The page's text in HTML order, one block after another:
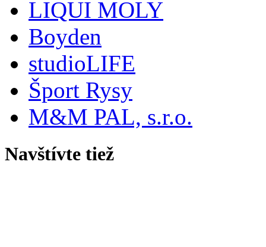
LIQUI MOLY
Boyden
studioLIFE
Šport Rysy
M&M PAL, s.r.o.
Navštívte tiež